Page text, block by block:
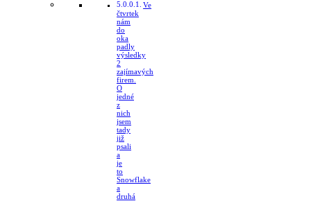
Ve
čtvrtek
nám
do
oka
padly
výsledky
2
zajímavých
firem.
O
jedné
z
nich
jsem
tady
již
psali
a
je
to
Snowflake
a
druhá